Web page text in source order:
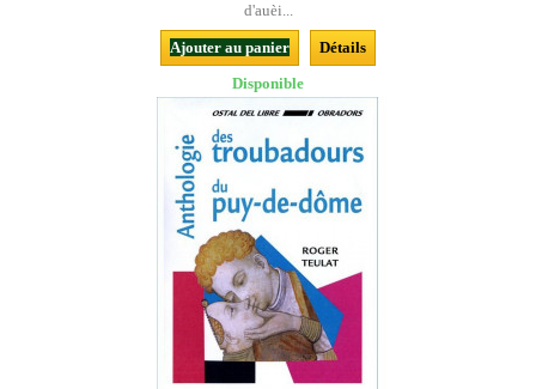
d'auèi...
Ajouter au panier
Détails
Disponible